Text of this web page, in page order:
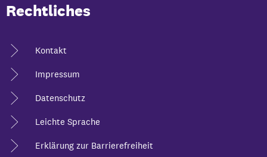
Rechtliches
Kontakt
Impressum
Datenschutz
Leichte Sprache
Erklärung zur Barrierefreiheit